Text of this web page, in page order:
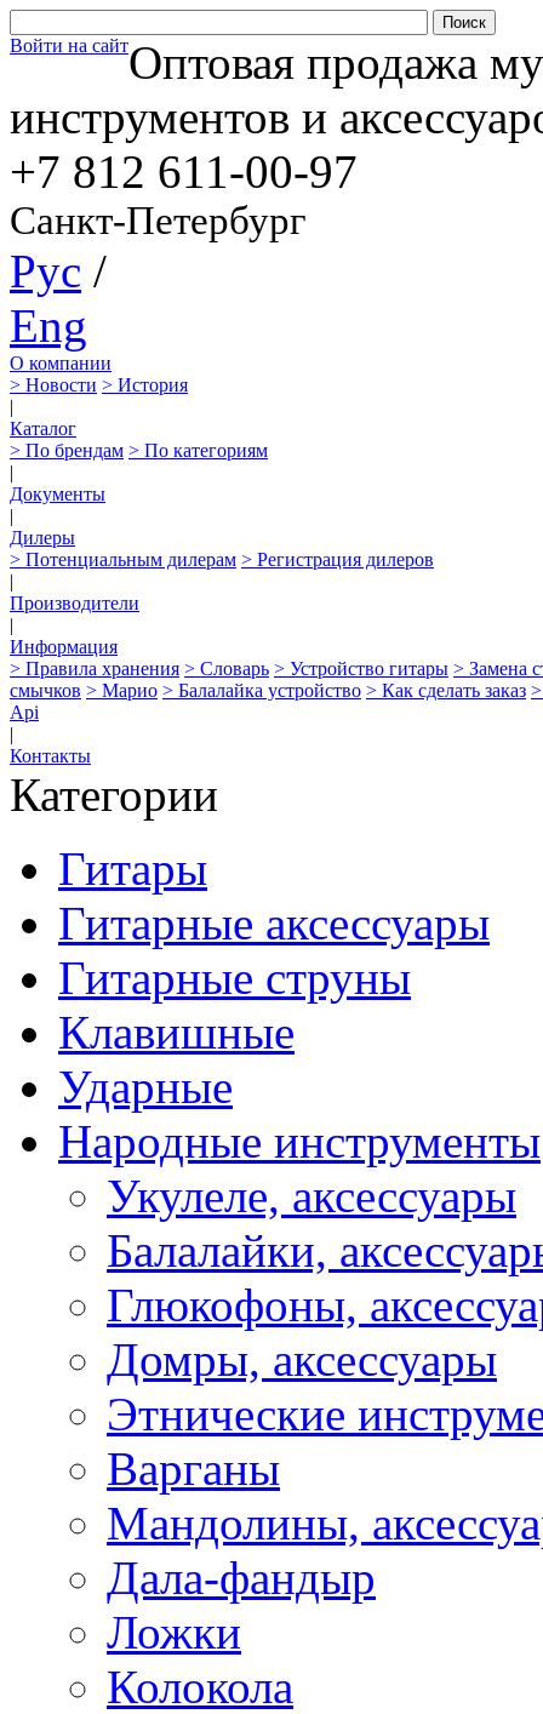
Войти на сайтОптовая продажа
инструментов и
+7 812 611-00-97
Санкт-Петербург
Рус /
Eng
О компании
> Новости > История
|
Каталог
> По брендам > По категориям
|
Документы
|
Дилеры
> Потенциальным дилерам > Регистрация дилеров
|
Производители
|
Информация
> Правила хранения > Словарь > Устройство гитары > Замена
смычков > Марио > Балалайка устройство > Как сделать заказ
Api
|
Контакты
Категории
Гитары
Гитарные аксессуары
Гитарные струны
Клавишные
Ударные
Народные инструменты
Укулеле, аксессуары
Балалайки,
Глюкофоны,
Домры, аксессуары
Этнические
Варганы
Мандолины,
Дала-фандыр
Ложки
Колокола